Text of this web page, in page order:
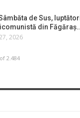
de Sus,
din
2026
2.484